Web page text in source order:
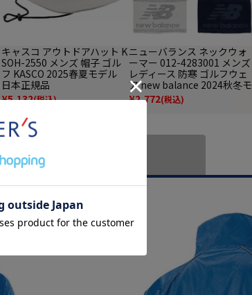
キャスコ アウトドアハット K
SOH-2550 メンズ 帽子 ゴル
フ KASCO 2025春夏モデル
日本正規品
¥5,132(税込)
ニューバランス ネックウォ
ーマー 012-4283001 メンズ
レディース 防寒 ゴルフウェ
ア new balance 2024秋冬モ
デル 日本正規品
¥2,772(税込)